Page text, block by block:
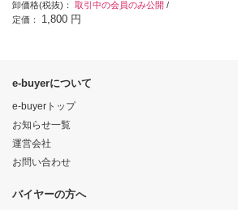
卸価格(税抜)： 取引中の会員のみ公開 /
定価： 1,800 円
e-buyerについて
e-buyerトップ
お知らせ一覧
運営会社
お問い合わせ
バイヤーの方へ